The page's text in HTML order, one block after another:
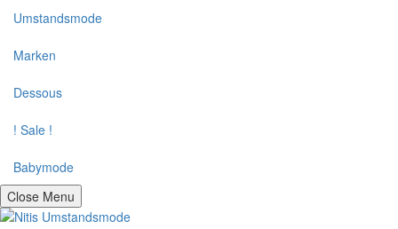
Umstandsmode
Marken
Dessous
! Sale !
Babymode
Close Menu